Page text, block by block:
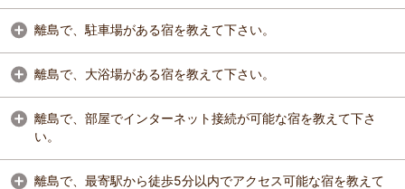
離島で、駐車場がある宿を教えて下さい。
離島で、大浴場がある宿を教えて下さい。
離島で、部屋でインターネット接続が可能な宿を教えて下さ
い。
離島で、最寄駅から徒歩5分以内でアクセス可能な宿を教えて